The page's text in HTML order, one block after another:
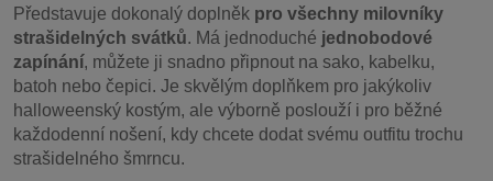
Představuje dokonalý doplněk pro všechny milovníky
strašidelných svátků. Má jednoduché jednobodové
zapínání, můžete ji snadno připnout na sako, kabelku,
batoh nebo čepici. Je skvělým doplňkem pro jakýkoliv
halloweenský kostým, ale výborně poslouží i pro běžné
každodenní nošení, kdy chcete dodat svému outfitu trochu
strašidelného šmrncu.